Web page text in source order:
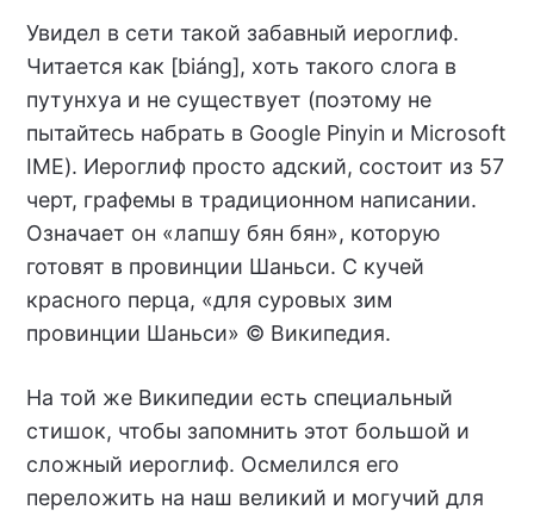
Увидел в сети такой забавный иероглиф.
Читается как [biáng], хоть такого слога в
путунхуа и не существует (поэтому не
пытайтесь набрать в Google Pinyin и Microsoft
IME). Иероглиф просто адский, состоит из 57
черт, графемы в традиционном написании.
Означает он «лапшу бян бян», которую
готовят в провинции Шаньси. С кучей
красного перца, «для суровых зим
провинции Шаньси» © Википедия.
На той же Википедии есть специальный
стишок, чтобы запомнить этот большой и
сложный иероглиф. Осмелился его
переложить на наш великий и могучий для